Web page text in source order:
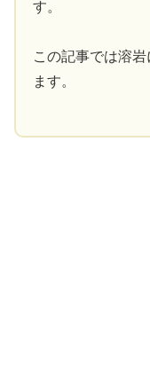
す。
この記事では溶
ます。